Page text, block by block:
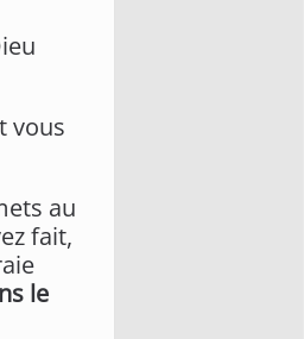
vous
au
fait,
le